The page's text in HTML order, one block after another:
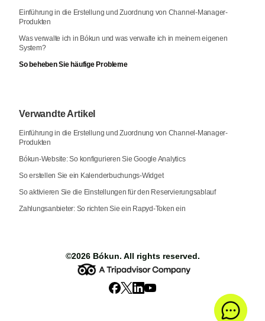
Einführung in die Erstellung und Zuordnung von Channel-Manager-
Produkten
Was verwalte ich in Bókun und was verwalte ich in meinem eigenen
System?
So beheben Sie häufige Probleme
Verwandte Artikel
Einführung in die Erstellung und Zuordnung von Channel-Manager-
Produkten
Bókun-Website: So konfigurieren Sie Google Analytics
So erstellen Sie ein Kalenderbuchungs-Widget
So aktivieren Sie die Einstellungen für den Reservierungsablauf
Zahlungsanbieter: So richten Sie ein Rapyd-Token ein
©2026 Bókun. All rights reserved.